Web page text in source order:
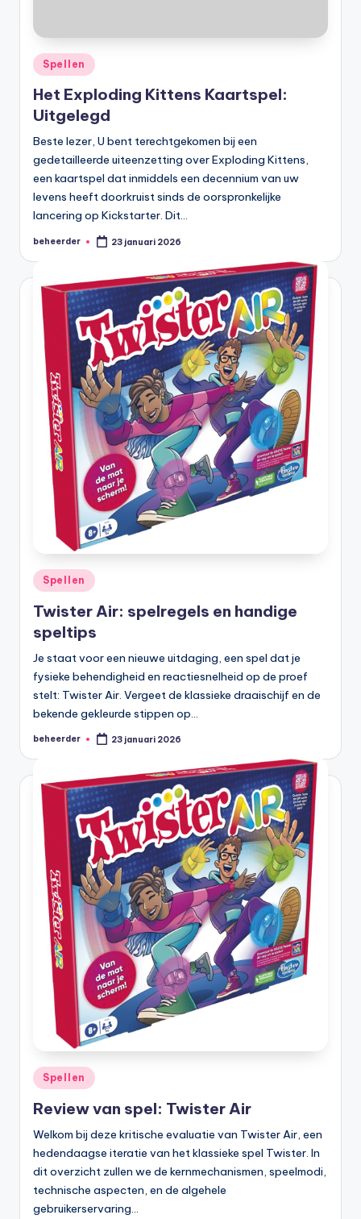
Geplaatst
in
Spellen
Het Exploding Kittens Kaartspel:
Uitgelegd
Beste lezer, U bent terechtgekomen bij een
gedetailleerde uiteenzetting over Exploding Kittens,
een kaartspel dat inmiddels een decennium van uw
levens heeft doorkruist sinds de oorspronkelijke
lancering op Kickstarter. Dit…
Geplaatst
beheerder 23 januari 2026
Geplaatst
in
Spellen
Twister Air: spelregels en handige
speltips
Je staat voor een nieuwe uitdaging, een spel dat je
fysieke behendigheid en reactiesnelheid op de proef
stelt: Twister Air. Vergeet de klassieke draaischijf en de
bekende gekleurde stippen op…
Geplaatst
beheerder 23 januari 2026
Geplaatst
in
Spellen
Review van spel: Twister Air
Welkom bij deze kritische evaluatie van Twister Air, een
hedendaagse iteratie van het klassieke spel Twister. In
dit overzicht zullen we de kernmechanismen, speelmodi,
technische aspecten, en de algehele
gebruikerservaring…